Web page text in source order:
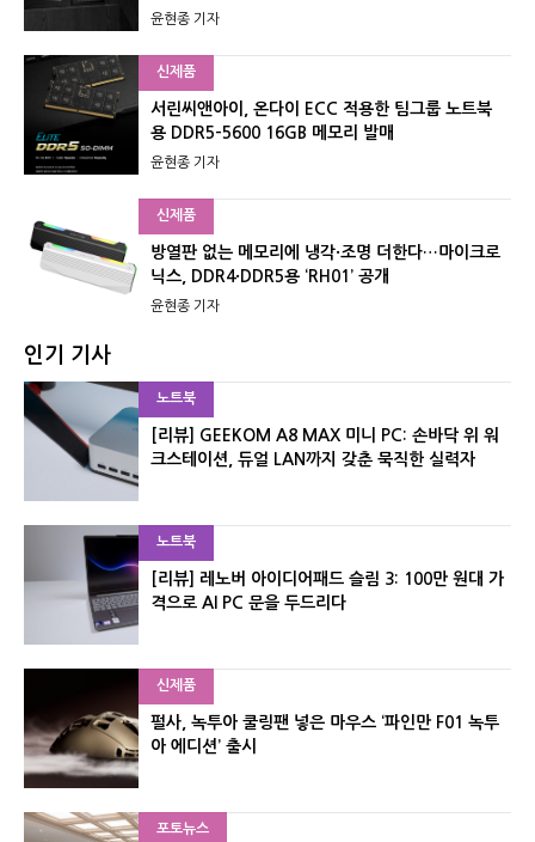
윤현종 기자
신제품
서린씨앤아이, 온다이 ECC 적용한 팀그룹 노트북
용 DDR5-5600 16GB 메모리 발매
윤현종 기자
신제품
방열판 없는 메모리에 냉각·조명 더한다…마이크로
닉스, DDR4·DDR5용 ‘RH01’ 공개
윤현종 기자
인기 기사
노트북
[리뷰] GEEKOM A8 MAX 미니 PC: 손바닥 위 워
크스테이션, 듀얼 LAN까지 갖춘 묵직한 실력자
노트북
[리뷰] 레노버 아이디어패드 슬림 3: 100만 원대 가
격으로 AI PC 문을 두드리다
신제품
펄사, 녹투아 쿨링팬 넣은 마우스 ‘파인만 F01 녹투
아 에디션’ 출시
포토뉴스